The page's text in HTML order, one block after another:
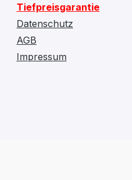
Tiefpreisgarantie
Datenschutz
AGB
Impressum